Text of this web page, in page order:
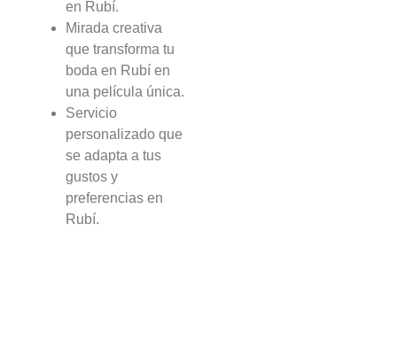
en Rubí.
Mirada creativa
que transforma tu
boda en Rubí en
una película única.
Servicio
personalizado que
se adapta a tus
gustos y
preferencias en
Rubí.